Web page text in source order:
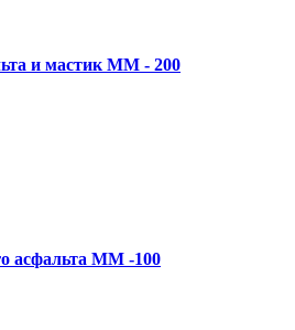
и мастик MM - 200
асфальта MM -100